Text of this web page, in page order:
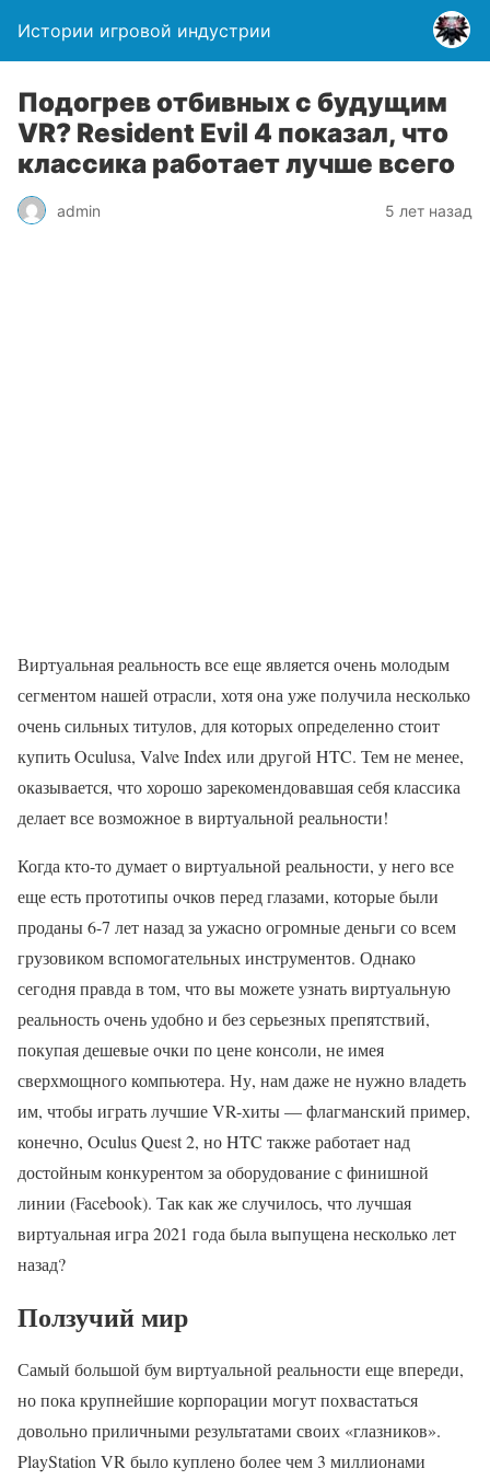
Истории игровой индустрии
Подогрев отбивных с будущим
VR? Resident Evil 4 показал, что
классика работает лучше всего
admin 5 лет назад
Виртуальная реальность все еще является очень молодым
сегментом нашей отрасли, хотя она уже получила несколько
очень сильных титулов, для которых определенно стоит
купить Oculusa, Valve Index или другой HTC. Тем не менее,
оказывается, что хорошо зарекомендовавшая себя классика
делает все возможное в виртуальной реальности!
Когда кто-то думает о виртуальной реальности, у него все
еще есть прототипы очков перед глазами, которые были
проданы 6-7 лет назад за ужасно огромные деньги со всем
грузовиком вспомогательных инструментов. Однако
сегодня правда в том, что вы можете узнать виртуальную
реальность очень удобно и без серьезных препятствий,
покупая дешевые очки по цене консоли, не имея
сверхмощного компьютера. Ну, нам даже не нужно владеть
им, чтобы играть лучшие VR-хиты — флагманский пример,
конечно, Oculus Quest 2, но HTC также работает над
достойным конкурентом за оборудование с финишной
линии (Facebook). Так как же случилось, что лучшая
виртуальная игра 2021 года была выпущена несколько лет
назад?
Ползучий мир
Самый большой бум виртуальной реальности еще впереди,
но пока крупнейшие корпорации могут похвастаться
довольно приличными результатами своих «глазников».
PlayStation VR было куплено более чем 3 миллионами